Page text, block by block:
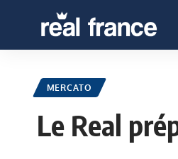
MERCATO
Le Real